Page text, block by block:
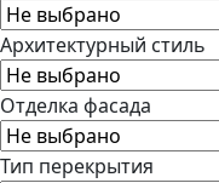
Архитектурный стиль
Отделка фасада
Тип перекрытия